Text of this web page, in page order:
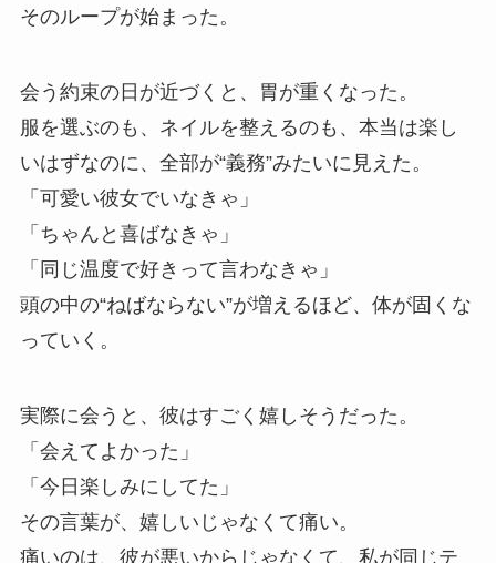
そのループが始まった。
会う約束の日が近づくと、胃が重くなった。
服を選ぶのも、ネイルを整えるのも、本当は楽し
いはずなのに、全部が“義務”みたいに見えた。
「可愛い彼女でいなきゃ」
「ちゃんと喜ばなきゃ」
「同じ温度で好きって言わなきゃ」
頭の中の“ねばならない”が増えるほど、体が固くな
っていく。
実際に会うと、彼はすごく嬉しそうだった。
「会えてよかった」
「今日楽しみにしてた」
その言葉が、嬉しいじゃなくて痛い。
痛いのは、彼が悪いからじゃなくて、私が同じテ